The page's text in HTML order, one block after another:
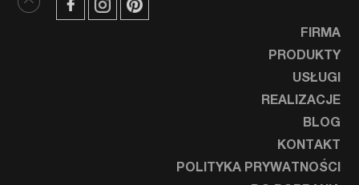
FIRMA
PRODUKTY
USŁUGI
REALIZACJE
BLOG
KONTAKT
POLITYKA PRYWATNOŚCI